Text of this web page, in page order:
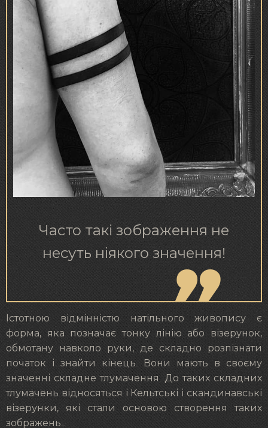
Часто такі зображення не
несуть ніякого значення!
Істотною відмінністю натільного живопису є
форма, яка позначає тонку лінію або візерунок,
обмотану навколо руки, де складно розпізнати
початок і знайти кінець. Вони мають в своєму
значенні складне тлумачення. До таких складних
тлумачень відносяться і Кельтські і скандинавські
візерунки, які стали основою створення таких
зображень..